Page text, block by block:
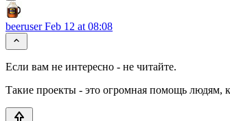
beeruserFeb 12 at 08:08
Если вам не интересно - не читайте.
Такие проекты - это огромная помощь людям,